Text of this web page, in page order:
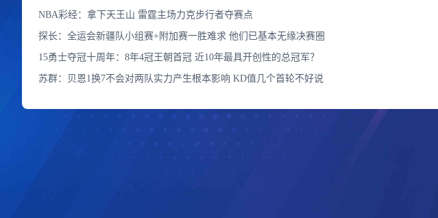
NBA彩经：拿下天王山 雷霆主场力克步行者夺赛点
探长：全运会新疆队小组赛+附加赛一胜难求 他们已基本无缘决赛圈
15勇士夺冠十周年：8年4冠王朝首冠 近10年最具开创性的总冠军？
苏群：贝恩1换7不会对两队实力产生根本影响 KD值几个首轮不好说